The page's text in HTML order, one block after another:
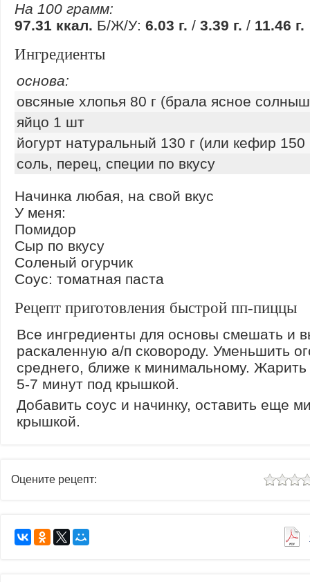
На 100 грамм:
97.31 ккал. Б/Ж/У: 6.03 г. / 3.39 г. / 11.46 г.
Ингредиенты
основа:
овсяные хлопья 80 г (брала ясное
яйцо 1 шт
йогурт натуральный 130 г (или кефир
соль, перец, специи по вкусу
Начинка любая, на свой вкус
У меня:
Помидор
Сыр по вкусу
Соленый огурчик
Соус: томатная паста
Рецепт приготовления быстрой пп-пиццы
Все ингредиенты для основы смешать и
раскаленную а/п сковороду. Уменьшить
среднего, ближе к минимальному. Жарить
5-7 минут под крышкой.
Добавить соус и начинку, оставить еще
крышкой.
Оцените рецепт: